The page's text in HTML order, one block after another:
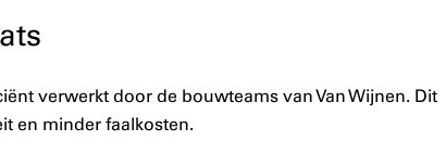
verwerkt door de bouwteams van Van Wijnen. Dit
en minder faalkosten.